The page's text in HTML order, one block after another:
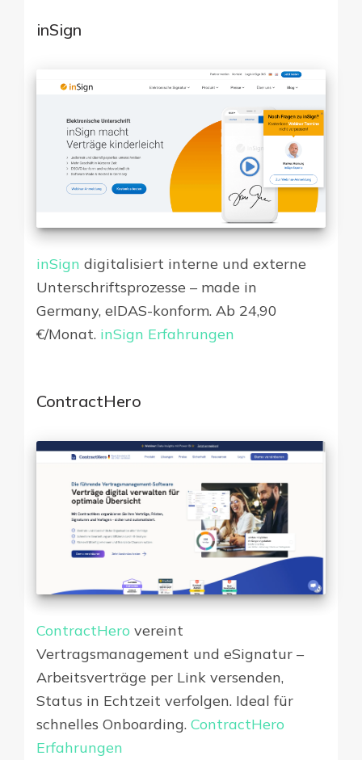
inSign
inSign digitalisiert interne und externe
Unterschriftsprozesse – made in
Germany, eIDAS-konform. Ab 24,90
€/Monat. inSign Erfahrungen
ContractHero
ContractHero vereint
Vertragsmanagement und eSignatur –
Arbeitsverträge per Link versenden,
Status in Echtzeit verfolgen. Ideal für
schnelles Onboarding. ContractHero
Erfahrungen